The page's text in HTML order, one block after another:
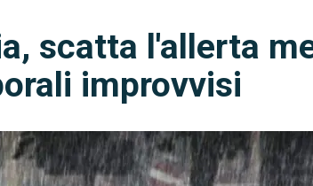
scatta l'allerta
improvvisi